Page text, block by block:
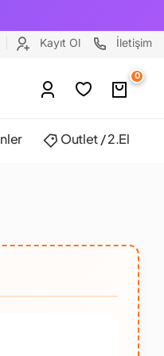
Kayıt Ol İletişim
0
Outlet / 2.El